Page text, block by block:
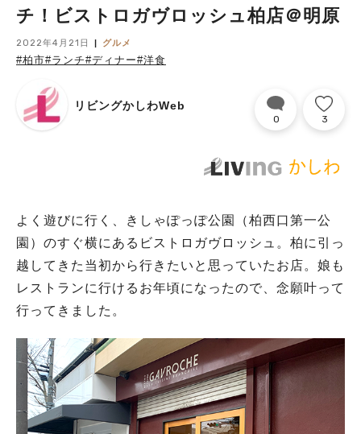
チ！ビストロガヴロッシュ柏店＠明原
2022年4月21日 グルメ
#柏市#ランチ#ディナー#洋食
リビングかしわWeb
0 3
よく遊びに行く、きしゃぽっぽ公園（柏西口第一公
園）のすぐ横にあるビストロガヴロッシュ。柏に引っ
越してきた当初から行きたいと思っていたお店。娘も
レストランに行けるお年頃になったので、念願叶って
行ってきました。